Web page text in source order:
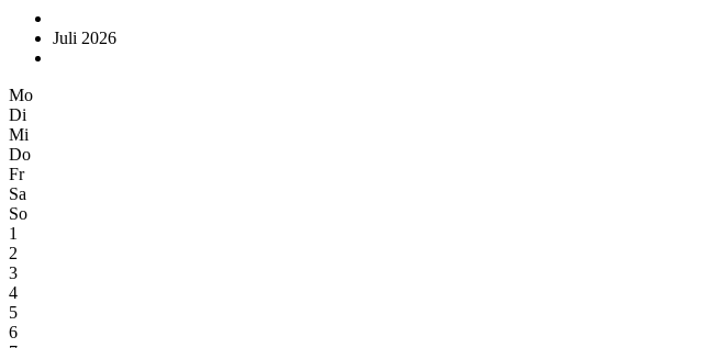
Juli 2026
Mo
Di
Mi
Do
Fr
Sa
So
1
2
3
4
5
6